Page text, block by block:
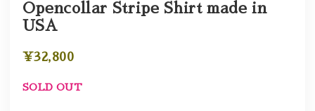
Opencollar Stripe Shirt made in
USA
¥32,800
SOLD OUT